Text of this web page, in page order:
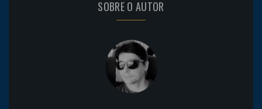
SOBRE O AUTOR